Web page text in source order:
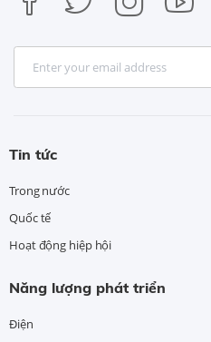
Tin tức
Trong nước
Quốc tế
Hoạt động hiệp hội
Năng lượng phát triển
Điện